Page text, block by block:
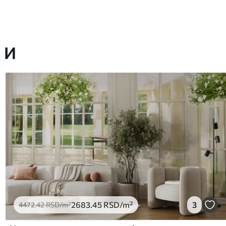
4472.42RSD/m²2683.45 RSD/m² 3